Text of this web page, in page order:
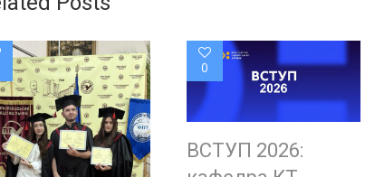
0
ВСТУП 2026: